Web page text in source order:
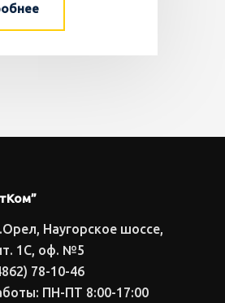
Наугорское шоссе,
1С, оф. №5
78-10-46
ПН-ПТ 8:00-17:00